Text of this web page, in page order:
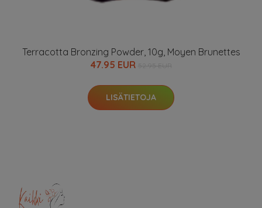
Terracotta Bronzing Powder, 10g, Moyen Brunettes
47.95 EUR
LISÄTIETOJA